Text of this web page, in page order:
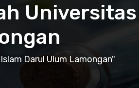
Darul Ulum Lamongan"